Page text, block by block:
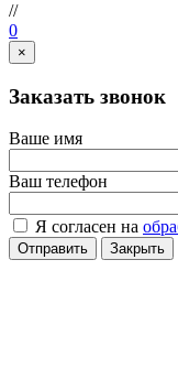
//
0
×
Заказать звонок
Ваше имя
Ваш телефон
Я согласен на
Отправить Закрыть